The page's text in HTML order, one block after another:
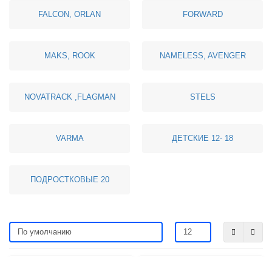
FALCON, ORLAN FORWARD
MAKS, ROOK NAMELESS, AVENGER
NOVATRACK ,FLAGMAN STELS
VARMA ДЕТСКИЕ 12- 18
ПОДРОСТКОВЫЕ 20